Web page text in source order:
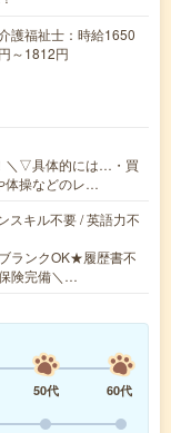
護福祉士：時給1650
～1812円
＼▽具体的には…・買
体操などのレ…
スキル不要 / 英語力不
ランクOK★履歴書不
険完備＼…
50代
60代